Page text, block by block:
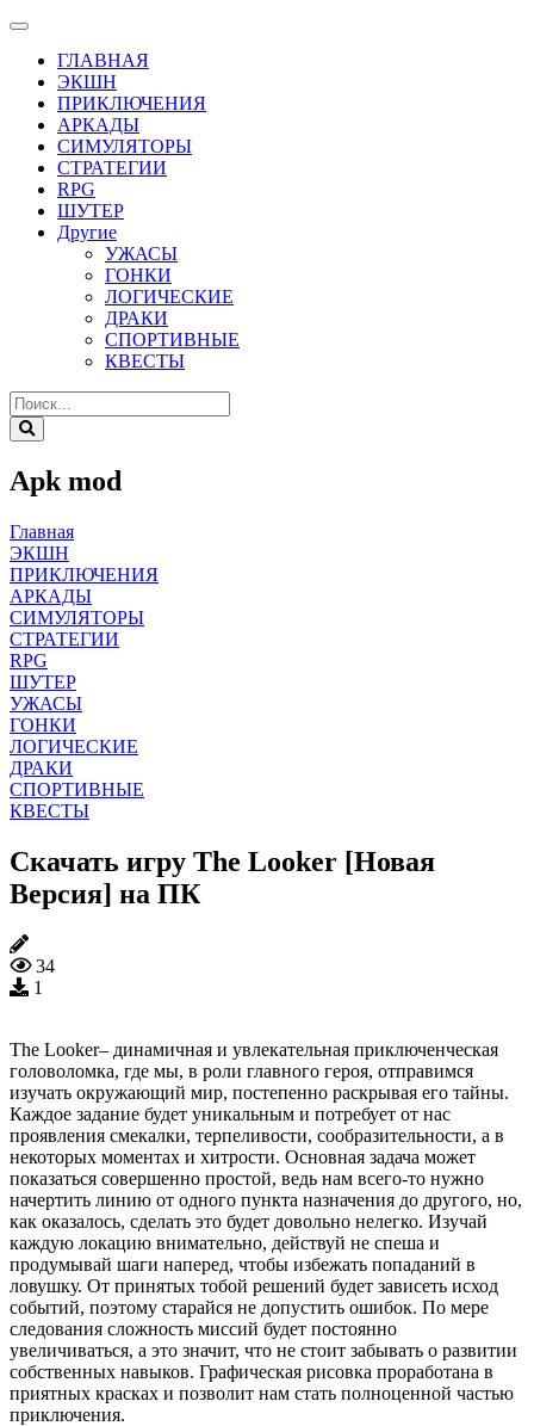
ГЛАВНАЯ
ЭКШН
ПРИКЛЮЧЕНИЯ
АРКАДЫ
СИМУЛЯТОРЫ
СТРАТЕГИИ
RPG
ШУТЕР
Другие
УЖАСЫ
ГОНКИ
ЛОГИЧЕСКИЕ
ДРАКИ
СПОРТИВНЫЕ
КВЕСТЫ
Apk mod
Главная
ЭКШН
ПРИКЛЮЧЕНИЯ
АРКАДЫ
СИМУЛЯТОРЫ
СТРАТЕГИИ
RPG
ШУТЕР
УЖАСЫ
ГОНКИ
ЛОГИЧЕСКИЕ
ДРАКИ
СПОРТИВНЫЕ
КВЕСТЫ
Скачать игру The Looker [Новая
Версия] на ПК
34
1
The Looker– динамичная и увлекательная приключенческая
головоломка, где мы, в роли главного героя, отправимся
изучать окружающий мир, постепенно раскрывая его тайны.
Каждое задание будет уникальным и потребует от нас
проявления смекалки, терпеливости, сообразительности, а в
некоторых моментах и хитрости. Основная задача может
показаться совершенно простой, ведь нам всего-то нужно
начертить линию от одного пункта назначения до другого, но,
как оказалось, сделать это будет довольно нелегко. Изучай
каждую локацию внимательно, действуй не спеша и
продумывай шаги наперед, чтобы избежать попаданий в
ловушку. От принятых тобой решений будет зависеть исход
событий, поэтому старайся не допустить ошибок. По мере
следования сложность миссий будет постоянно
увеличиваться, а это значит, что не стоит забывать о развитии
собственных навыков. Графическая рисовка проработана в
приятных красках и позволит нам стать полноценной частью
приключения.